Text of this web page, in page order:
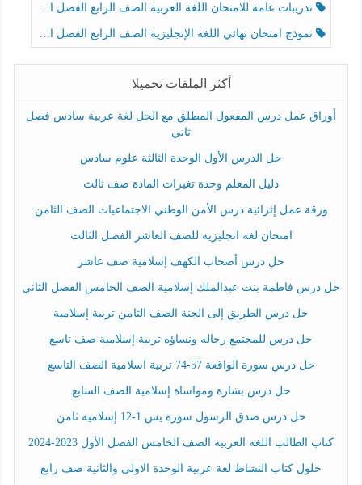
تدريبات عامة للامتحان اللغة العربية الصف الرابع الفصل الثالث
نموذج امتحان نهائي اللغة الإنجليزية الصف الرابع الفصل الثالث
أكثر الملفات تحميلا
أوراق عمل درس المفعول المطلق مع الحل لغة عربية سادس فصل
ثاني
حل الدرس الأول الوحدة الثالثة علوم سادس
دليل المعلم وحدة تغيرات المادة صف ثالث
ورقة عمل إثرائية درس الأمن الوطني الاجتماعيات الصف الثامن
امتحان لغة انجليزية للصف العاشر الفصل الثالث
حل درس أصحاب الكهف إسلامية صف عاشر
حل درس فاطمة بنت عبدالملك إسلامية الصف الخامس الفصل الثاني
حل درس الطريق إلى الجنة الصف الثامن تربية إسلامية
حل درس للمجتمع رجاله ونساؤه تربية إسلامية صف تاسع
حل درس سورة الواقعة 57-74 تربية اسلامية الصف التاسع
حل درس بشارة ومواساة إسلامية الصف السابع
حل درس صدق الرسول سورة يس 1-12 إسلامية ثامن
كتاب الطالب اللغة العربية الصف الخامس الفصل الأول 2023-2024
حلول كتاب النشاط لغة عربية الوحدة الاولى والثانية صف رابع